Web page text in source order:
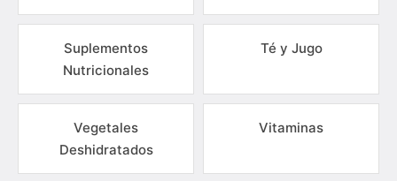
Suplementos
Nutricionales
Té y Jugo
Vegetales
Deshidratados
Vitaminas